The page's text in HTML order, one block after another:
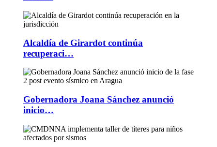
Alcaldía de Girardot continúa
recuperaci…
Gobernadora Joana Sánchez anunció
inicio…